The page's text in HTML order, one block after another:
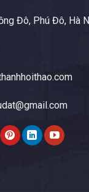
Đô, Phú Đô, Hà N